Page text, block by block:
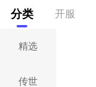
分类 开服
精选
传世